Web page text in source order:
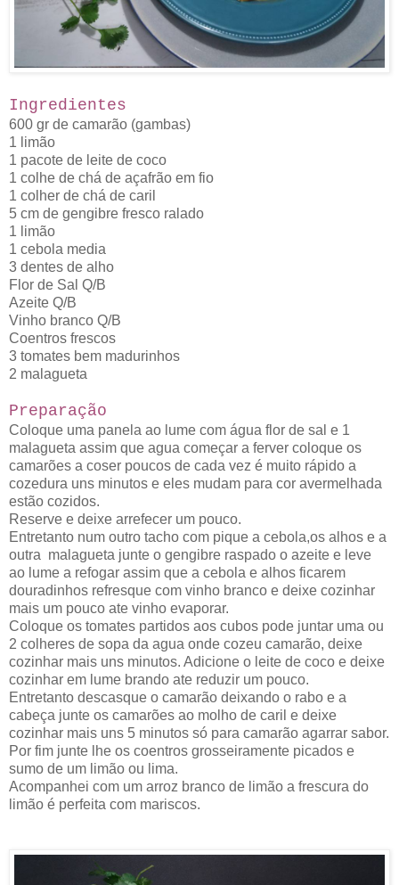
Ingredientes
600 gr de camarão (gambas)
1 limão
1 pacote de leite de coco
1 colhe de chá de açafrão em fio
1 colher de chá de caril
5 cm de gengibre fresco ralado
1 limão
1 cebola media
3 dentes de alho
Flor de Sal Q/B
Azeite Q/B
Vinho branco Q/B
Coentros frescos
3 tomates bem madurinhos
2 malagueta
Preparação
Coloque uma panela ao lume com água flor de sal e 1
malagueta assim que agua começar a ferver coloque os
camarões a coser poucos de cada vez é muito rápido a
cozedura uns minutos e eles mudam para cor avermelhada
estão cozidos.
Reserve e deixe arrefecer um pouco.
Entretanto num outro tacho com pique a cebola,os alhos e a
outra malagueta junte o gengibre raspado o azeite e leve
ao lume a refogar assim que a cebola e alhos ficarem
douradinhos refresque com vinho branco e deixe cozinhar
mais um pouco ate vinho evaporar.
Coloque os tomates partidos aos cubos pode juntar uma ou
2 colheres de sopa da agua onde cozeu camarão, deixe
cozinhar mais uns minutos. Adicione o leite de coco e deixe
cozinhar em lume brando ate reduzir um pouco.
Entretanto descasque o camarão deixando o rabo e a
cabeça junte os camarões ao molho de caril e deixe
cozinhar mais uns 5 minutos só para camarão agarrar sabor.
Por fim junte lhe os coentros grosseiramente picados e
sumo de um limão ou lima.
Acompanhei com um arroz branco de limão a frescura do
limão é perfeita com mariscos.